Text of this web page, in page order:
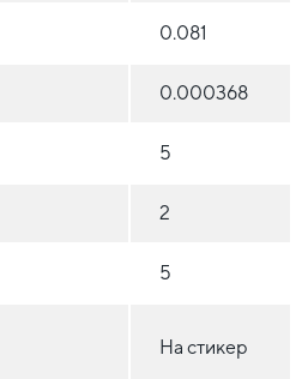
0.081
0.000368
5
2
5
На стикер